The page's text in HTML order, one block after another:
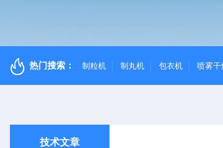
热门搜索： 制粒机 制丸机 包衣机 喷雾干
技术文章